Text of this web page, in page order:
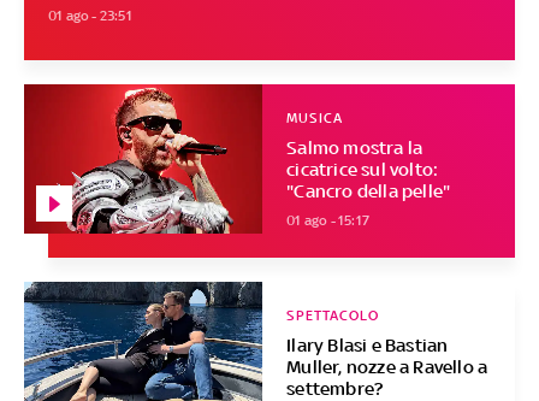
01 ago - 23:51
Salmo mostra la
cicatrice sul volto:
"Cancro della pelle"
MUSICA
01 ago - 15:17
Ilary Blasi e Bastian
Muller, nozze a Ravello a
settembre?
SPETTACOLO